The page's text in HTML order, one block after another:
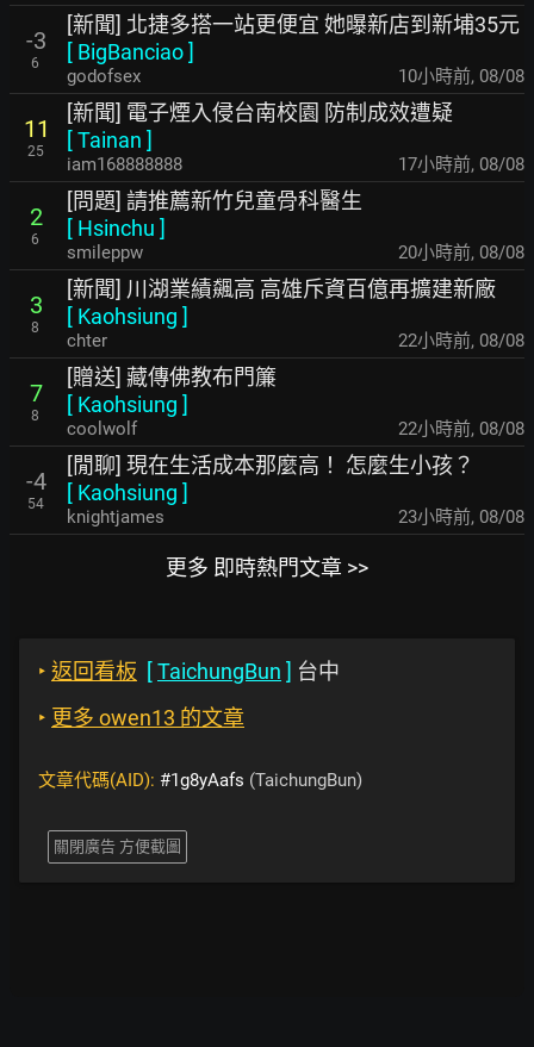
-3
6
[新聞] 北捷多搭一站更便宜 她曝新店到新埔35元
[ BigBanciao]
godofsex 10小時前, 08/08
11
25
[新聞] 電子煙入侵台南校園 防制成效遭疑
[Tainan ]
iam168888888 17小時前, 08/08
2
6
[問題] 請推薦新竹兒童骨科醫生
[ Hsinchu ]
smileppw 20小時前, 08/08
3
8
[新聞] 川湖業績飆高 高雄斥資百億再擴建新廠
[ Kaohsiung ]
chter 22小時前, 08/08
7
8
[贈送] 藏傳佛教布門簾
[ Kaohsiung ]
coolwolf 22小時前, 08/08
-4
54
[閒聊] 現在生活成本那麼高！ 怎麼生小孩？
[ Kaohsiung ]
knightjames 23小時前, 08/08
更多 即時熱門文章 >>
‣ 返回看板 [TaichungBun ] 台中
‣ 更多 owen13 的文章
文章代碼(AID): #1g8yAafs (TaichungBun)
關閉廣告 方便截圖